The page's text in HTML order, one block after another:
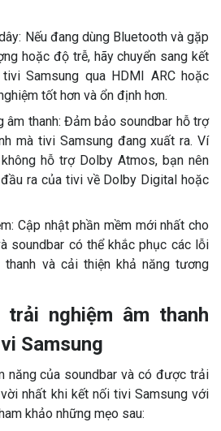
Nếu đang dùng Bluetooth và gặp
hoặc độ trễ, hãy chuyển sang kết
Samsung qua HDMI ARC hoặc
tốt hơn và ổn định hơn.
âm thanh: Đảm bảo soundbar hỗ trợ
mà tivi Samsung đang xuất ra. Ví
hỗ trợ Dolby Atmos, bạn nên
ra của tivi về Dolby Digital hoặc
Cập nhật phần mềm mới nhất cho
soundbar có thể khắc phục các lỗi
thanh và cải thiện khả năng tương
nghiệm âm thanh
Samsung
năng của soundbar và có được trải
nhất khi kết nối tivi Samsung với
khảo những mẹo sau: